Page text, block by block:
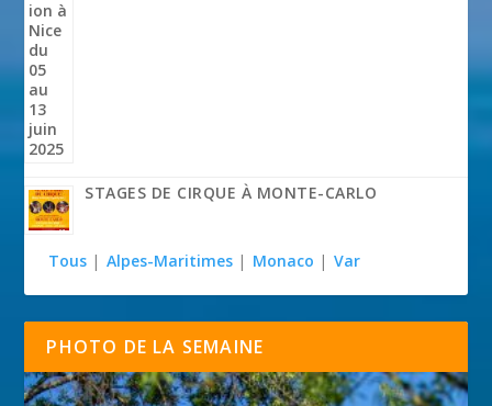
STAGES DE CIRQUE À MONTE-CARLO
Tous | Alpes-Maritimes | Monaco | Var
PHOTO DE LA SEMAINE